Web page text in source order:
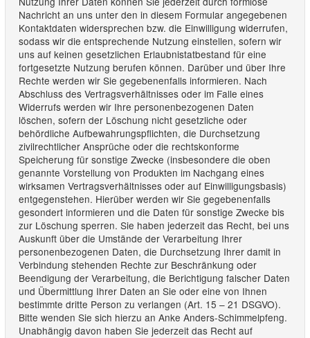
Nachricht an uns unter den in diesem Formular angegebenen
Kontaktdaten widersprechen bzw. die Einwilligung widerrufen,
sodass wir die entsprechende Nutzung einstellen, sofern wir
uns auf keinen gesetzlichen Erlaubnistatbestand für eine
fortgesetzte Nutzung berufen können. Darüber und über Ihre
Rechte werden wir Sie gegebenenfalls informieren. Nach
Abschluss des Vertragsverhältnisses oder im Falle eines
Widerrufs werden wir Ihre personenbezogenen Daten
löschen, sofern der Löschung nicht gesetzliche oder
behördliche Aufbewahrungspflichten, die Durchsetzung
zivilrechtlicher Ansprüche oder die rechtskonforme
Speicherung für sonstige Zwecke (insbesondere die oben
genannte Vorstellung von Produkten im Nachgang eines
wirksamen Vertragsverhältnisses oder auf Einwilligungsbasis)
entgegenstehen. Hierüber werden wir Sie gegebenenfalls
gesondert informieren und die Daten für sonstige Zwecke bis
zur Löschung sperren. Sie haben jederzeit das Recht, bei uns
Auskunft über die Umstände der Verarbeitung Ihrer
personenbezogenen Daten, die Durchsetzung Ihrer damit in
Verbindung stehenden Rechte zur Beschränkung oder
Beendigung der Verarbeitung, die Berichtigung falscher Daten
und Übermittlung Ihrer Daten an Sie oder eine von Ihnen
bestimmte dritte Person zu verlangen (Art. 15 – 21 DSGVO).
Bitte wenden Sie sich hierzu an Anke Anders-Schimmelpfeng.
Unabhängig davon haben Sie jederzeit das Recht auf